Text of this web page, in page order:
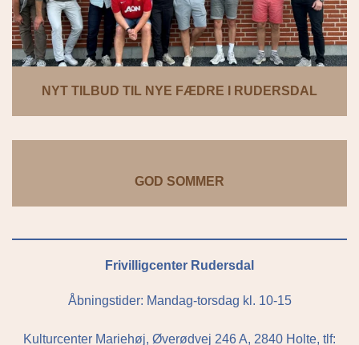
NYT TILBUD TIL NYE FÆDRE I RUDERSDAL
GOD SOMMER
Frivilligcenter Rudersdal
Åbningstider: Mandag-torsdag kl. 10-15
Kulturcenter Mariehøj, Øverødvej 246 A, 2840 Holte, tlf: